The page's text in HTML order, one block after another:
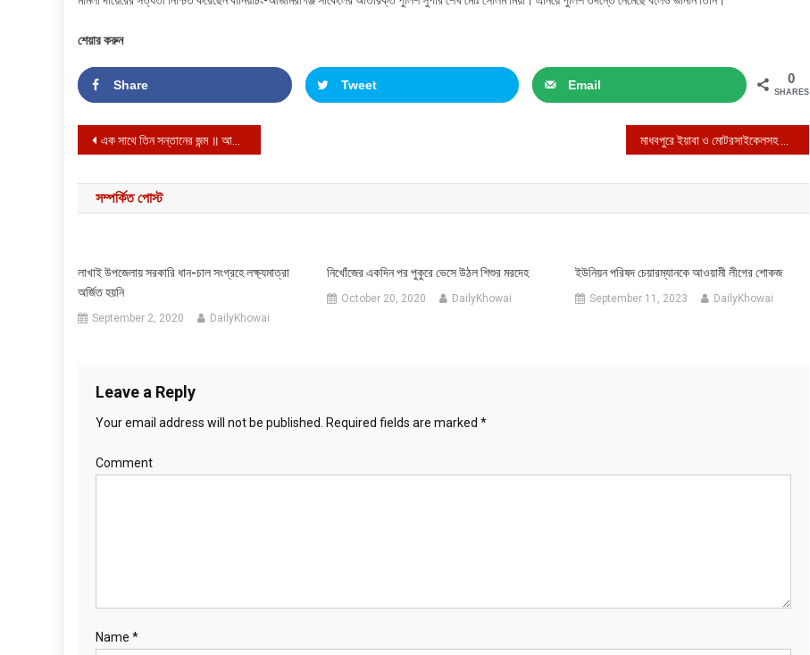
শেয়ার করুন
Share Tweet Email 0
SHARES
Post navigation
এক সাথে তিন সন্তানের জন্ম ॥ আসুন পাশে থাকি
সম্পর্কিত পোস্ট
লাখাই উপজেলায় সরকারি ধান-চাল সংগ্রহে লক্ষ্যমাত্রা
অর্জিত হয়নি
September 2, 2020 DailyKhowai
নিখোঁজের একদিন পর পুকুরে ভেসে উঠল শিশুর মরদেহ
October 20, 2020 DailyKhowai
ইউনিয়ন পরিষদ চেয়ারম্যানকে আওয়ামী লীগের শোকজ
September 11, 2023 DailyKhowai
Leave a Reply
Your email address will not be published. Required fields are marked *
Comment
Name *